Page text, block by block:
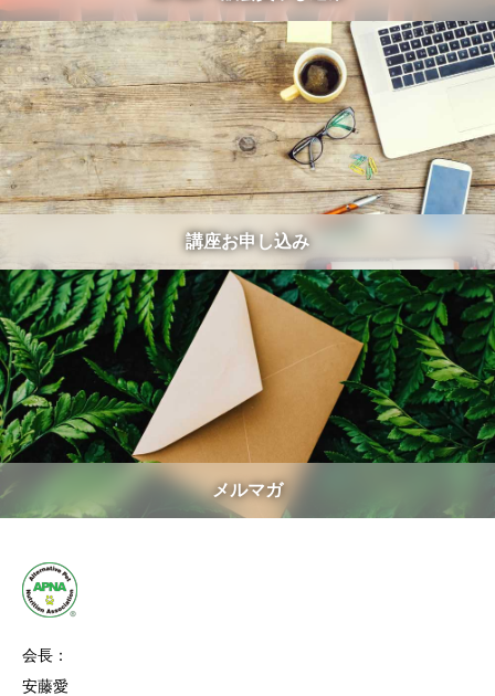
講座お申し込み
メルマガ
会長：
安藤愛